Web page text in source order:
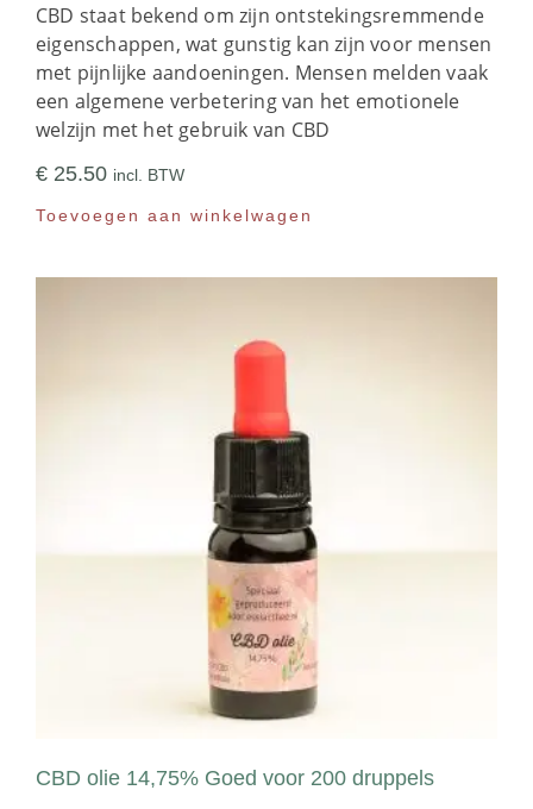
CBD staat bekend om zijn ontstekingsremmende
eigenschappen, wat gunstig kan zijn voor mensen
met pijnlijke aandoeningen. Mensen melden vaak
een algemene verbetering van het emotionele
welzijn met het gebruik van CBD
€ 25.50 incl. BTW
Toevoegen aan winkelwagen
CBD olie 14,75% Goed voor 200 druppels